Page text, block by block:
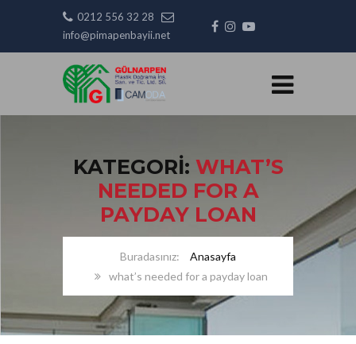
0212 556 32 28
info@pimapenbayii.net
KATEGORI: WHAT’S
NEEDED FOR A
PAYDAY LOAN
Anasayfa
what’s needed for a payday loan